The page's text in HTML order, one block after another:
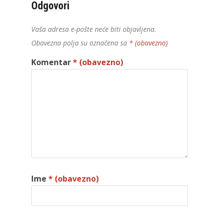
Odgovori
Vaša adresa e-pošte neće biti objavljena.
Obavezna polja su označena sa * (obavezno)
Komentar* (obavezno)
Ime * (obavezno)